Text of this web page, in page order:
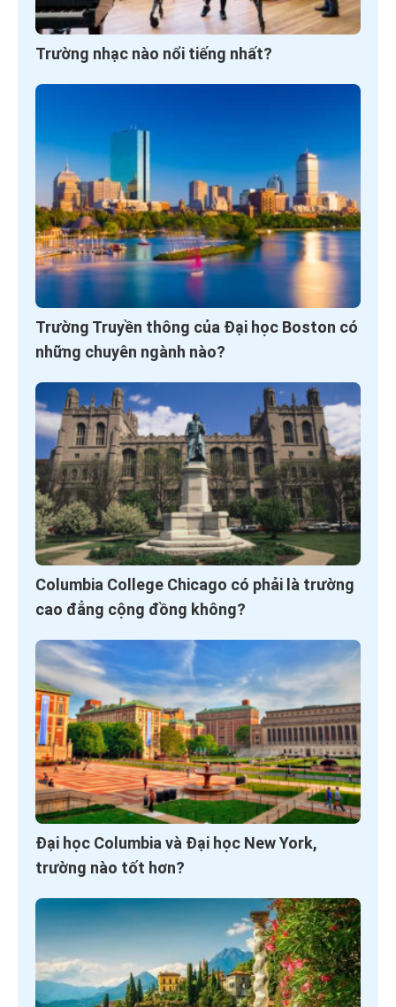
Trường nhạc nào nổi tiếng nhất?
Trường Truyền thông của Đại học Boston có
những chuyên ngành nào?
Columbia College Chicago có phải là trường
cao đẳng cộng đồng không?
Đại học Columbia và Đại học New York,
trường nào tốt hơn?